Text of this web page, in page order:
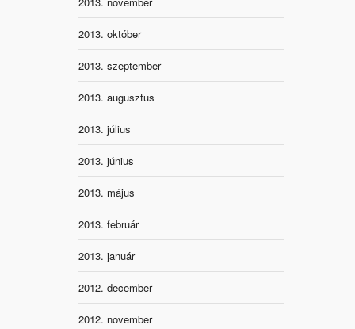
2013. október
2013. szeptember
2013. augusztus
2013. július
2013. június
2013. május
2013. február
2013. január
2012. december
2012. november